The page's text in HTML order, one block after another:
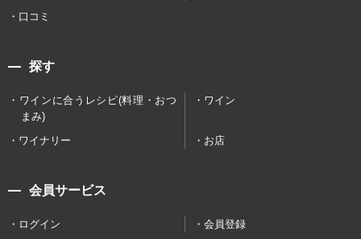
口コミ
探す
ワインに合うレシピ(料理・おつ
まみ)
ワイン
ワイナリー お店
会員サービス
ログイン 会員登録